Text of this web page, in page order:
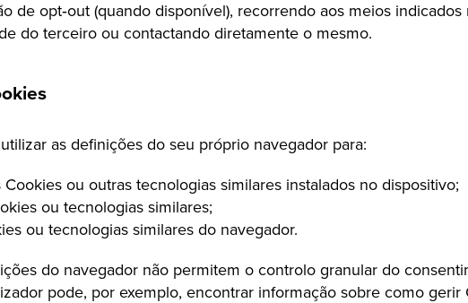
de opt‑out (quando disponível), recorrendo aos meios indicados
do terceiro ou contactando diretamente o mesmo.
as definições do seu próprio navegador para:
Cookies ou outras tecnologias similares instalados no dispositivo;
ou tecnologias similares;
ou tecnologias similares do navegador.
do navegador não permitem o controlo granular do
pode, por exemplo, encontrar informação sobre como gerir